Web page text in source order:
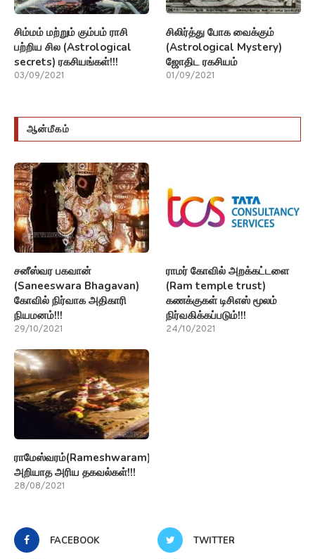
சிம்மம் மற்றும் கும்பம் ராசி
பற்றிய சில (Astrological
secrets) ரகசியங்கள்!!!
03/09/2021
சிலிர்த்து போக வைக்கும்
(Astrological Mystery)
ஜோதிட ரகசியம்
01/09/2021
ஆன்மீகம்
சனீஸ்வர பகவான்
(Saneeswara Bhagavan)
கோவில் நிர்வாக அதிகாரி
நியமனம்!!!
29/10/2021
ராமர் கோவில் அறக்கட்டளை
(Ram temple trust)
கணக்குகள் டிசிஎஸ் மூலம்
நிர்வகிக்கப்படும்!!!
24/10/2021
ராமேஸ்வரம்(Rameshwaram)பற்றி
அறியாத அரிய தகவல்கள்!!!
28/08/2021
FACEBOOK TWITTER